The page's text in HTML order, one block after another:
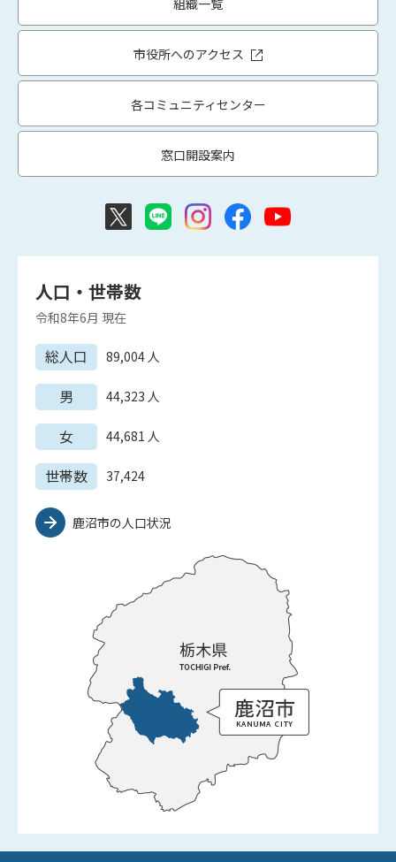
組織一覧
市役所へのアクセス
各コミュニティセンター
窓口開設案内
人口・世帯数
令和8年6月 現在
総人口 89,004人
男 44,323 人
女 44,681 人
世帯数 37,424
鹿沼市の人口状況